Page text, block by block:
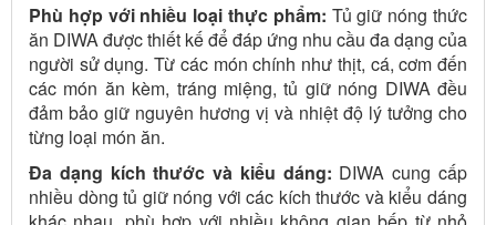
Phù hợp với nhiều loại thực phẩm: Tủ giữ nóng thức
ăn DIWA được thiết kế để đáp ứng nhu cầu đa dạng của
người sử dụng. Từ các món chính như thịt, cá, cơm đến
các món ăn kèm, tráng miệng, tủ giữ nóng DIWA đều
đảm bảo giữ nguyên hương vị và nhiệt độ lý tưởng cho
từng loại món ăn.
Đa dạng kích thước và kiểu dáng: DIWA cung cấp
nhiều dòng tủ giữ nóng với các kích thước và kiểu dáng